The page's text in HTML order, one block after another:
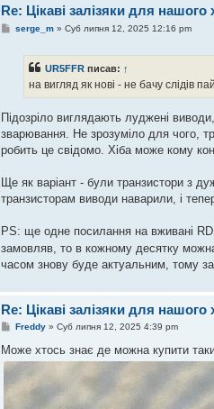
н
Re: Цікаві залізяки для нашого
П
е
н
н
я
serge_m» Суб липня 12, 2025 12:16 pm
UR5FFR писав: ↑
на вигляд як нові - не бачу слідів
Підозріло виглядають луджені
зварювання. Не зрозуміло для чого,
робить це свідомо. Хіба може кому
Ще як варіант - були транзистори з
транзисторам виводи наварили, і
PS: ще одне посилання на вживані
замовляв, то в кожному десятку
часом знову буде актуальним, тому
Re: Цікаві залізяки для нашого
П
в
Freddy» Суб липня 12, 2025 4:39 pm
Може хтось знає де можна купити